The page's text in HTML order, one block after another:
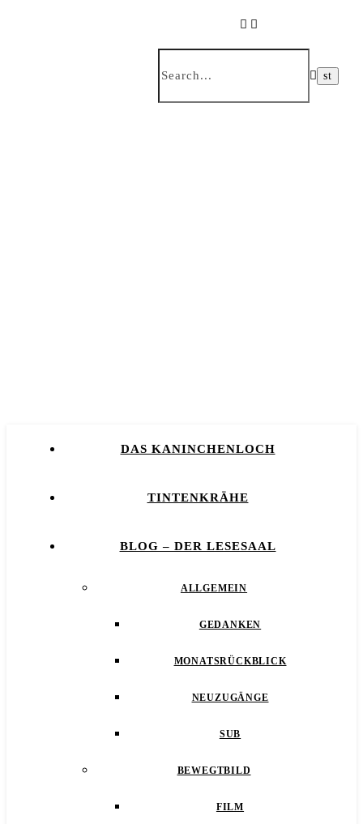
DAS KANINCHENLOCH
TINTENKRÄHE
BLOG – DER LESESAAL
ALLGEMEIN
GEDANKEN
MONATSRÜCKBLICK
NEUZUGÄNGE
SUB
BEWEGTBILD
FILM